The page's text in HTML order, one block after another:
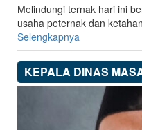
Melindungi ternak hari ini
usaha peternak dan
Selengkapnya
KEPALA DINAS